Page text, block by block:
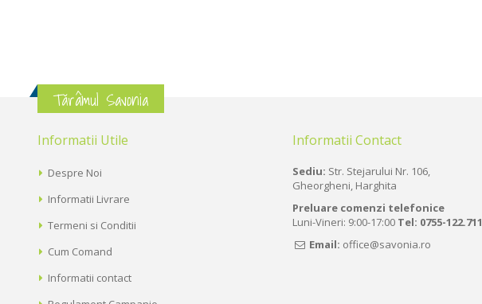
Tărâmul Savonia
Informatii Utile
Despre Noi
Informatii Livrare
Termeni si Conditii
Cum Comand
Informatii contact
Informatii Contact
Sediu: Str. Stejarului Nr. 106,
Gheorgheni, Harghita
Preluare comenzi telefonice
Luni-Vineri: 9:00-17:00 Tel: 0755-122.711
Email: office@savonia.ro